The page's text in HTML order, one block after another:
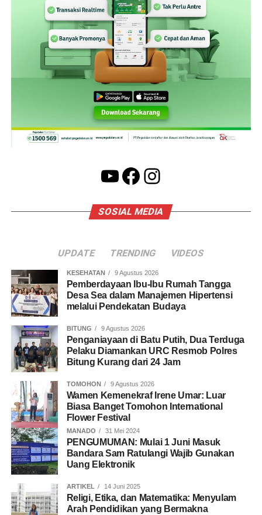
YouTube
Facebook
Instagram
SOSIAL MEDIA
UPDATE TRENDING VIDEOS
KESEHATAN 9 Agustus 2026
Pemberdayaan Ibu-Ibu Rumah Tangga
Desa Sea dalam Manajemen Hipertensi
melalui Pendekatan Budaya
BITUNG 9 Agustus 2026
Penganiayaan di Batu Putih, Dua Terduga
Pelaku Diamankan URC Resmob Polres
Bitung Kurang dari 24 Jam
TOMOHON 9 Agustus 2026
Wamen Kemenekraf Irene Umar: Luar
Biasa Banget Tomohon International
Flower Festival
MANADO 31 Mei 2024
PENGUMUMAN: Mulai 1 Juni Masuk
Bandara Sam Ratulangi Wajib Gunakan
Uang Elektronik
ARTIKEL 14 Juni 2025
Religi, Etika, dan Matematika: Menyulam
Arah Pendidikan yang Bermakna